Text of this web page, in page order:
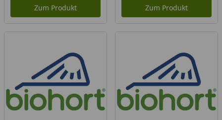
Zum Produkt Zum Produkt